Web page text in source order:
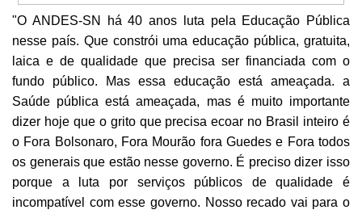
"O ANDES-SN há 40 anos luta pela Educação Pública
nesse país. Que constrói uma educação pública, gratuita,
laica e de qualidade que precisa ser financiada com o
fundo público. Mas essa educação está ameaçada. a
Saúde pública está ameaçada, mas é muito importante
dizer hoje que o grito que precisa ecoar no Brasil inteiro é
o Fora Bolsonaro, Fora Mourão fora Guedes e Fora todos
os generais que estão nesse governo. É preciso dizer isso
porque a luta por serviços públicos de qualidade é
incompatível com esse governo. Nosso recado vai para o